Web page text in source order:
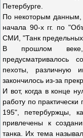
Петербурге.
По некоторым данным,
начала 90-х гг. по
СМИ, "Танк предельных
В прошлом веке,
пехоты, различную
закончилось из-за
И вот, когда в конце
работу по
195", петербуржцы,
привлечены к
танка. Их тема